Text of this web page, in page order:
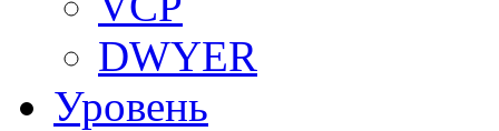
DWYER
Уровень